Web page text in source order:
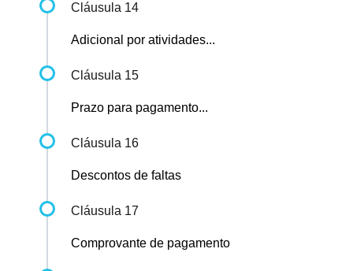
Cláusula 14
Adicional por atividades...
Cláusula 15
Prazo para pagamento...
Cláusula 16
Descontos de faltas
Cláusula 17
Comprovante de pagamento